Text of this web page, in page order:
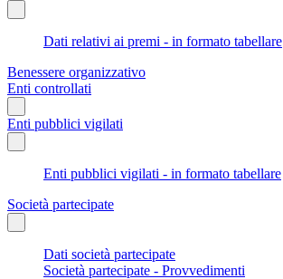
Dati relativi ai premi - in formato tabellare
Benessere organizzativo
Enti controllati
Enti pubblici vigilati
Enti pubblici vigilati - in formato tabellare
Società partecipate
Dati società partecipate
Società partecipate - Provvedimenti